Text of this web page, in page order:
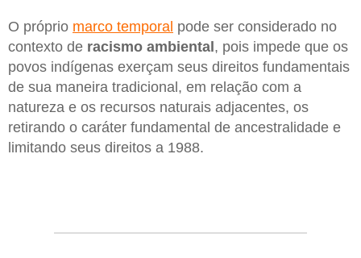
O próprio marco temporal pode ser considerado no
contexto de racismo ambiental , pois impede que os
povos indígenas exerçam seus direitos fundamentais
de sua maneira tradicional, em relação com a
natureza e os recursos naturais adjacentes, os
retirando o caráter fundamental de ancestralidade e
limitando seus direitos a 1988.